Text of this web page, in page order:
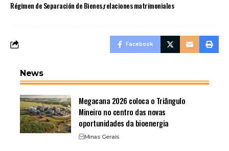
Régimen de Separación de Bienesrelaciones matrimoniales
Facebook
News
Megacana 2026 coloca o Triângulo
Mineiro no centro das novas
oportunidades da bioenergia
Minas Gerais